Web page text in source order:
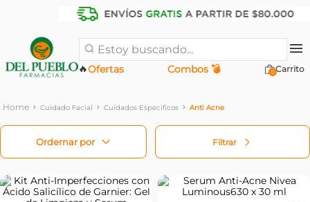
Estoy buscando...
Ofertas
🔥 Combos 💣 0
Cuidado Facial Cuidados Especificos Anti Acne
Filtrar